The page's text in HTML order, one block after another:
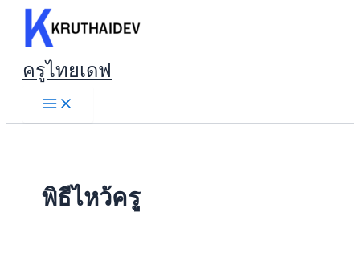
ครูไทยเดฟ
พิธีไหว้ครู